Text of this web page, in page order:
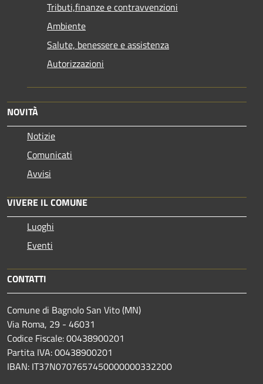
Tributi,finanze e contravvenzioni
Ambiente
Salute, benessere e assistenza
Autorizzazioni
NOVITÀ
Notizie
Comunicati
Avvisi
VIVERE IL COMUNE
Luoghi
Eventi
CONTATTI
Comune di Bagnolo San Vito (MN)
Via Roma, 29 - 46031
Codice Fiscale: 00438900201
Partita IVA: 00438900201
IBAN: IT37N0707657450000000332200